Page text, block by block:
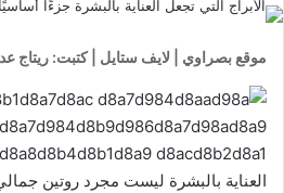
موقع بصراوي | لايف ستايل | كتبت: ريتاج
العناية بالبشرة ليست مجرد روتين